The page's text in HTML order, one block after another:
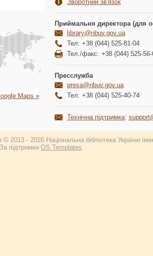
Maps »
Зворотний зв'язок
Приймальня директора (для
library@nbuv.gov.ua
Тел: +38 (044) 525-81-04
Тел./факс: +38 (044) 525-56-
Пресслужба
presa@nbuv.gov.ua
Тел: +38 (044) 525-40-74
Технічна підтримка:
2013 - 2026 Національна бібліотека України
підтримки OS Templates